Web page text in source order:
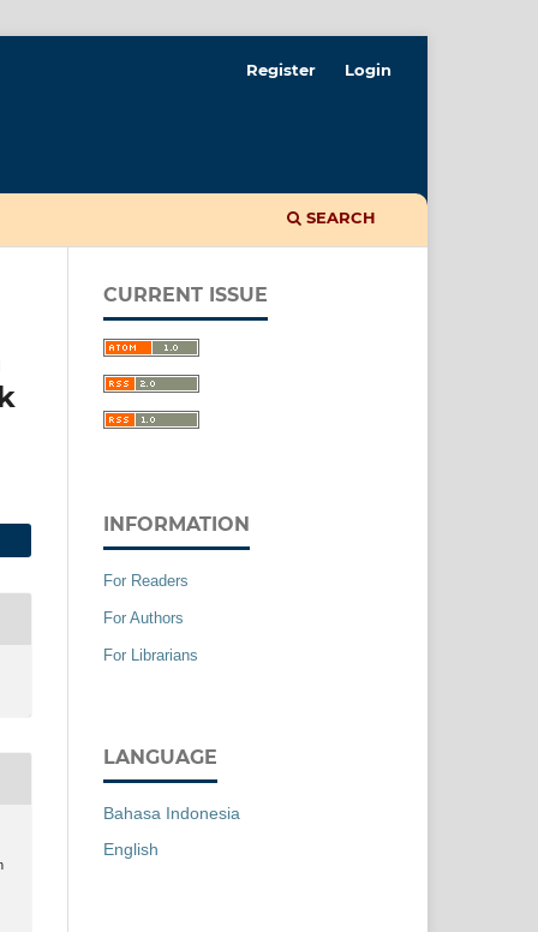
SEARCH
Register Login
CURRENT ISSUE
INFORMATION
For Readers
For Authors
For Librarians
LANGUAGE
Bahasa Indonesia
English